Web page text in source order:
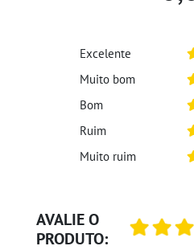
AVALIE O
PRODUTO:
Excelente
Muito bom
Bom
Ruim
Muito ruim